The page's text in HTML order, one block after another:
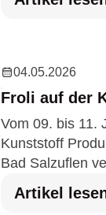
F34 und
04.05.2026
Froli auf der
Vom 09. bis 11.
Kunststoff
Bad Salzuflen
Design,
Artikel